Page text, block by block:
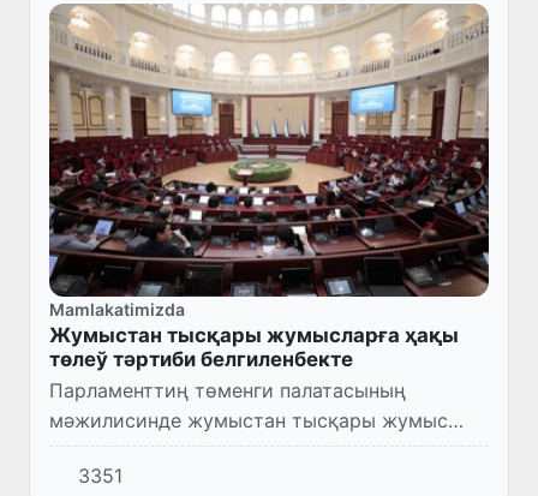
Mamlakatimizda
Жумыстан тысқары жумысларға ҳақы
төлеў тәртиби белгиленбекте
Парламенттиң төменги палатасының
мәжилисинде жумыстан тысқары жумыс
ўақты ушын ҳақы төлеў ҳәм оның
даўамлылығын әпиўайыластырыўға
3351